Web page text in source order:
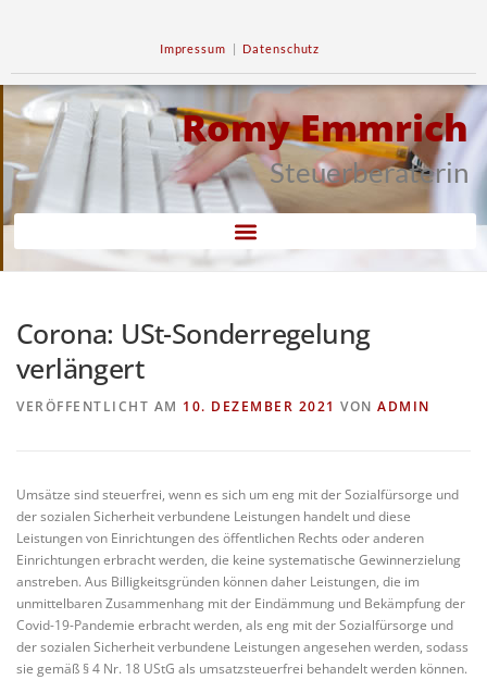
Impressum | Datenschutz
Romy Emmrich
Steuerberaterin
Corona: USt-Sonderregelung
verlängert
VERÖFFENTLICHT AM 10. DEZEMBER 2021 VON ADMIN
Umsätze sind steuerfrei, wenn es sich um eng mit der Sozialfürsorge und
der sozialen Sicherheit verbundene Leistungen handelt und diese
Leistungen von Einrichtungen des öffentlichen Rechts oder anderen
Einrichtungen erbracht werden, die keine systematische Gewinnerzielung
anstreben. Aus Billigkeitsgründen können daher Leistungen, die im
unmittelbaren Zusammenhang mit der Eindämmung und Bekämpfung der
Covid-19-Pandemie erbracht werden, als eng mit der Sozialfürsorge und
der sozialen Sicherheit verbundene Leistungen angesehen werden, sodass
sie gemäß § 4 Nr. 18 UStG als umsatzsteuerfrei behandelt werden können.